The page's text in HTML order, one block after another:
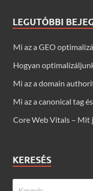
LEGUTÓBBI
Mi az a GEO
Hogyan
Mi az a domain
Mi az a canonical tag
Core Web Vitals – Mit
KERESÉS